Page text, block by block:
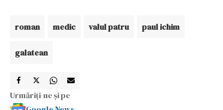
roman medic valul patru paul ichim
galatean
Urmăriți-ne și pe